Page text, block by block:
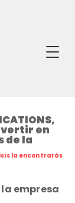
en
de la
la encontrarás
empresa